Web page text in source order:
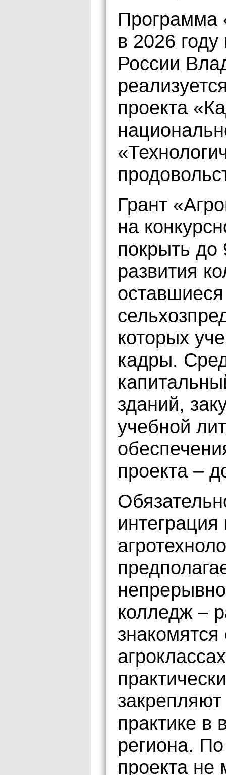
Программа
в 2026
России
проекта
Грант
на
покрыть до
развития
которых
кадры.
зданий,
учебной
проекта –
колледж –
практике в
региона.
проекта не